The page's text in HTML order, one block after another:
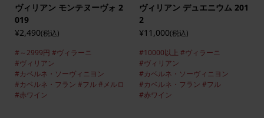
ヴィリアン モンテヌーヴォ 2
019
¥2,490(税込)
#～2999円 #ヴィラーニ
#ヴィリアン
#カベルネ・ソーヴィニヨン
#カベルネ・フラン #フル#メルロ
#赤ワイン
ヴィリアン デュエニウム 201
2
¥11,000(税込)
#10000以上 #ヴィラーニ
#ヴィリアン
#カベルネ・ソーヴィニヨン
#カベルネ・フラン #フル
#赤ワイン